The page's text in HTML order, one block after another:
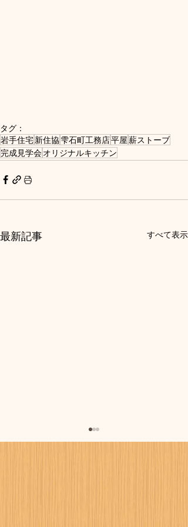
タグ：
岩手住宅新住協 雫石町工務店平屋薪ストーブ
完成見学会オリジナルキッチン
最新記事 すべて表示